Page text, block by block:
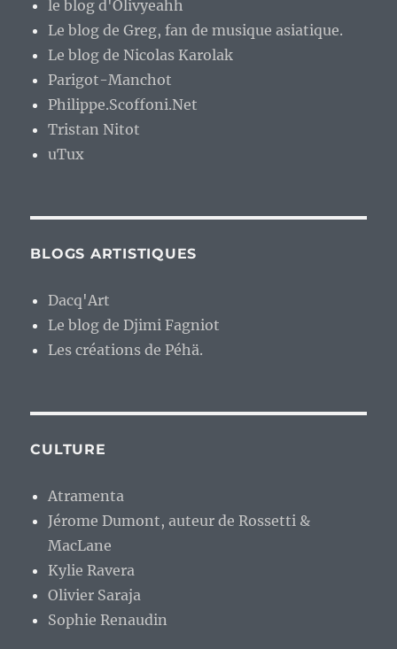
le blog d'Olivyeahh
Le blog de Greg, fan de musique asiatique.
Le blog de Nicolas Karolak
Parigot-Manchot
Philippe.Scoffoni.Net
Tristan Nitot
uTux
BLOGS ARTISTIQUES
Dacq'Art
Le blog de Djimi Fagniot
Les créations de Péhä.
CULTURE
Atramenta
Jérome Dumont, auteur de Rossetti &
MacLane
Kylie Ravera
Olivier Saraja
Sophie Renaudin